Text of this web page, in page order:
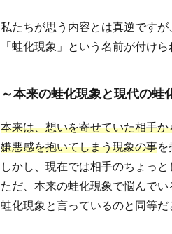
私たちが思う内容とは真逆です
「蛙化現象」という名前が付け
～本来の蛙化現象と現代の蛙
本来は、想いを寄せていた相手
嫌悪感を抱いてしまう現象の事を
しかし、現在では相手のちょっ
ただ、本来の蛙化現象で悩んで
蛙化現象と言っているのと同等だ